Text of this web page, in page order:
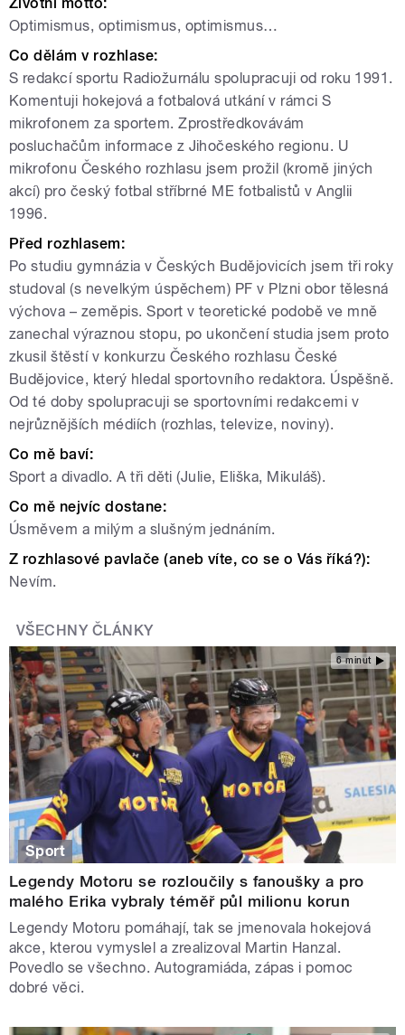
Optimismus, optimismus, optimismus…
Co dělám v rozhlase:
S redakcí sportu Radiožurnálu spolupracuji od roku 1991.
Komentuji hokejová a fotbalová utkání v rámci S
mikrofonem za sportem. Zprostředkovávám
posluchačům informace z Jihočeského regionu. U
mikrofonu Českého rozhlasu jsem prožil (kromě jiných
akcí) pro český fotbal stříbrné ME fotbalistů v Anglii
1996.
Před rozhlasem:
Po studiu gymnázia v Českých Budějovicích jsem tři roky
studoval (s nevelkým úspěchem) PF v Plzni obor tělesná
výchova – zeměpis. Sport v teoretické podobě ve mně
zanechal výraznou stopu, po ukončení studia jsem proto
zkusil štěstí v konkurzu Českého rozhlasu České
Budějovice, který hledal sportovního redaktora. Úspěšně.
Od té doby spolupracuji se sportovními redakcemi v
nejrůznějších médiích (rozhlas, televize, noviny).
Co mě baví:
Sport a divadlo. A tři děti (Julie, Eliška, Mikuláš).
Co mě nejvíc dostane:
Úsměvem a milým a slušným jednáním.
Z rozhlasové pavlače (aneb víte, co se o Vás říká?):
Nevím.
VŠECHNY ČLÁNKY
6 minut
Sport
Legendy Motoru se rozloučily s fanoušky a pro
malého Erika vybraly téměř půl milionu korun
Legendy Motoru pomáhají, tak se jmenovala hokejová
akce, kterou vymyslel a zrealizoval Martin Hanzal.
Povedlo se všechno. Autogramiáda, zápas i pomoc
dobré věci.